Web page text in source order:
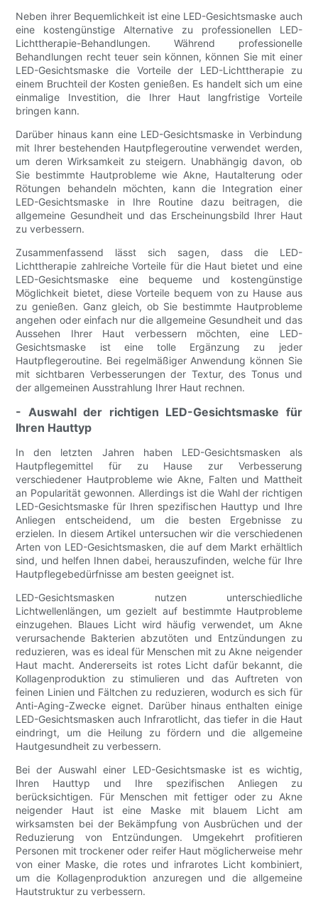
Neben ihrer Bequemlichkeit ist eine LED-Gesichtsmaske auch
eine kostengünstige Alternative zu professionellen LED-
Lichttherapie-Behandlungen. Während professionelle
Behandlungen recht teuer sein können, können Sie mit einer
LED-Gesichtsmaske die Vorteile der LED-Lichttherapie zu
einem Bruchteil der Kosten genießen. Es handelt sich um eine
einmalige Investition, die Ihrer Haut langfristige Vorteile
bringen kann.
Darüber hinaus kann eine LED-Gesichtsmaske in Verbindung
mit Ihrer bestehenden Hautpflegeroutine verwendet werden,
um deren Wirksamkeit zu steigern. Unabhängig davon, ob
Sie bestimmte Hautprobleme wie Akne, Hautalterung oder
Rötungen behandeln möchten, kann die Integration einer
LED-Gesichtsmaske in Ihre Routine dazu beitragen, die
allgemeine Gesundheit und das Erscheinungsbild Ihrer Haut
zu verbessern.
Zusammenfassend lässt sich sagen, dass die LED-
Lichttherapie zahlreiche Vorteile für die Haut bietet und eine
LED-Gesichtsmaske eine bequeme und kostengünstige
Möglichkeit bietet, diese Vorteile bequem von zu Hause aus
zu genießen. Ganz gleich, ob Sie bestimmte Hautprobleme
angehen oder einfach nur die allgemeine Gesundheit und das
Aussehen Ihrer Haut verbessern möchten, eine LED-
Gesichtsmaske ist eine tolle Ergänzung zu jeder
Hautpflegeroutine. Bei regelmäßiger Anwendung können Sie
mit sichtbaren Verbesserungen der Textur, des Tonus und
der allgemeinen Ausstrahlung Ihrer Haut rechnen.
- Auswahl der richtigen LED-Gesichtsmaske für
Ihren Hauttyp
In den letzten Jahren haben LED-Gesichtsmasken als
Hautpflegemittel für zu Hause zur Verbesserung
verschiedener Hautprobleme wie Akne, Falten und Mattheit
an Popularität gewonnen. Allerdings ist die Wahl der richtigen
LED-Gesichtsmaske für Ihren spezifischen Hauttyp und Ihre
Anliegen entscheidend, um die besten Ergebnisse zu
erzielen. In diesem Artikel untersuchen wir die verschiedenen
Arten von LED-Gesichtsmasken, die auf dem Markt erhältlich
sind, und helfen Ihnen dabei, herauszufinden, welche für Ihre
Hautpflegebedürfnisse am besten geeignet ist.
LED-Gesichtsmasken nutzen unterschiedliche
Lichtwellenlängen, um gezielt auf bestimmte Hautprobleme
einzugehen. Blaues Licht wird häufig verwendet, um Akne
verursachende Bakterien abzutöten und Entzündungen zu
reduzieren, was es ideal für Menschen mit zu Akne neigender
Haut macht. Andererseits ist rotes Licht dafür bekannt, die
Kollagenproduktion zu stimulieren und das Auftreten von
feinen Linien und Fältchen zu reduzieren, wodurch es sich für
Anti-Aging-Zwecke eignet. Darüber hinaus enthalten einige
LED-Gesichtsmasken auch Infrarotlicht, das tiefer in die Haut
eindringt, um die Heilung zu fördern und die allgemeine
Hautgesundheit zu verbessern.
Bei der Auswahl einer LED-Gesichtsmaske ist es wichtig,
Ihren Hauttyp und Ihre spezifischen Anliegen zu
berücksichtigen. Für Menschen mit fettiger oder zu Akne
neigender Haut ist eine Maske mit blauem Licht am
wirksamsten bei der Bekämpfung von Ausbrüchen und der
Reduzierung von Entzündungen. Umgekehrt profitieren
Personen mit trockener oder reifer Haut möglicherweise mehr
von einer Maske, die rotes und infrarotes Licht kombiniert,
um die Kollagenproduktion anzuregen und die allgemeine
Hautstruktur zu verbessern.